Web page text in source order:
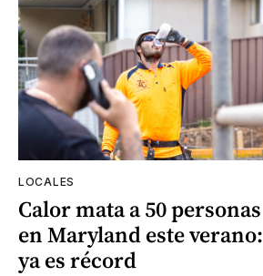
LOCALES
Calor mata a 50 personas
en Maryland este verano:
ya es récord